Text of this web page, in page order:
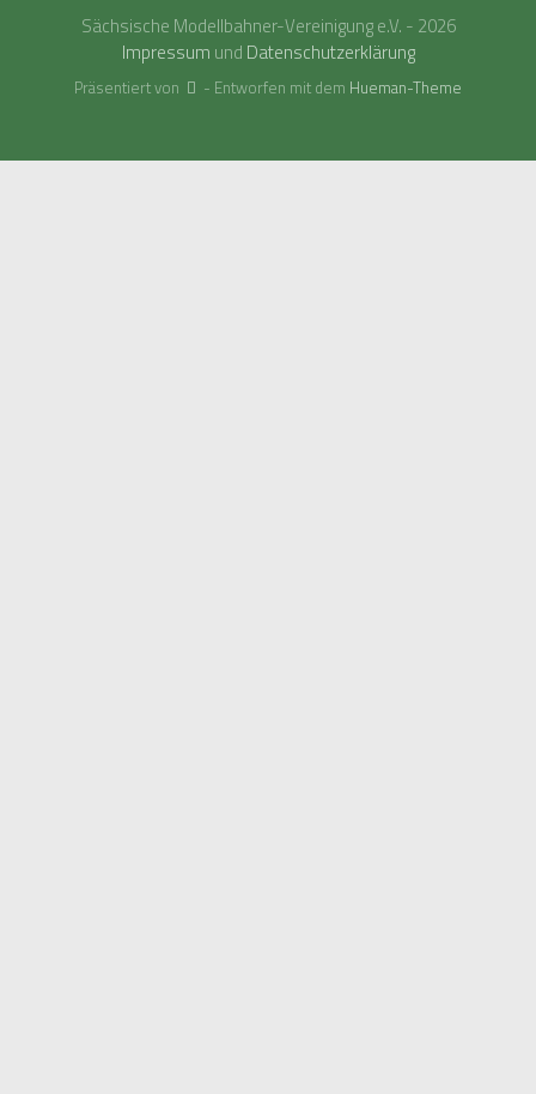
Sächsische Modellbahner-Vereinigung e.V. - 2026
Impressum und Datenschutzerklärung
Präsentiert von - Entworfen mit dem Hueman-Theme